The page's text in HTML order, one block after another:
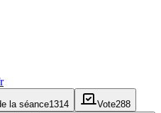
la séance1314 Vote288